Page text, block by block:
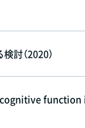
討（2020）